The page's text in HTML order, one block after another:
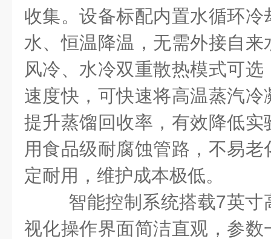
收集。设备标配内置水循环
水、恒温降温，无需外接自
风冷、水冷双重散热模式可
速度快，可快速将高温蒸汽
提升蒸馏回收率，有效降低
用食品级耐腐蚀管路，不易
定耐用，维护成本极低。
智能控制系统搭载7英寸
视化操作界面简洁直观，参